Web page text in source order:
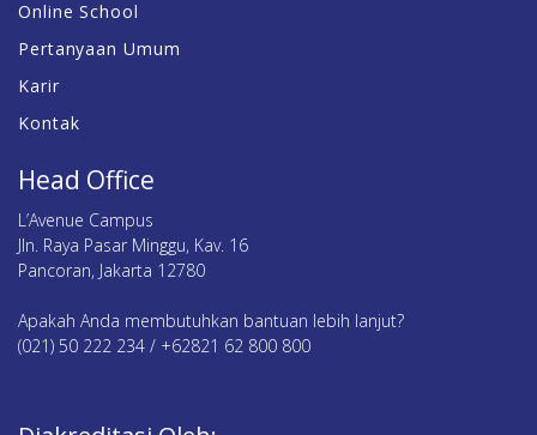
Online School
Pertanyaan Umum
Karir
Kontak
Head Office
L’Avenue Campus
Jln. Raya Pasar Minggu, Kav. 16
Pancoran, Jakarta 12780
Apakah Anda membutuhkan bantuan lebih lanjut?
(021) 50 222 234 / +62821 62 800 800